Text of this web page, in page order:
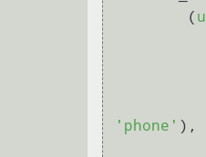
        (
'phone' ),